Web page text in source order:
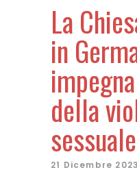
La
in
della
sessuale
21 Dicembre 2023